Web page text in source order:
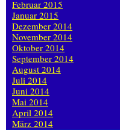
Februar 2015
Januar 2015
Dezember 2014
November 2014
Oktober 2014
September 2014
August 2014
Juli 2014
Juni 2014
Mai 2014
April 2014
März 2014